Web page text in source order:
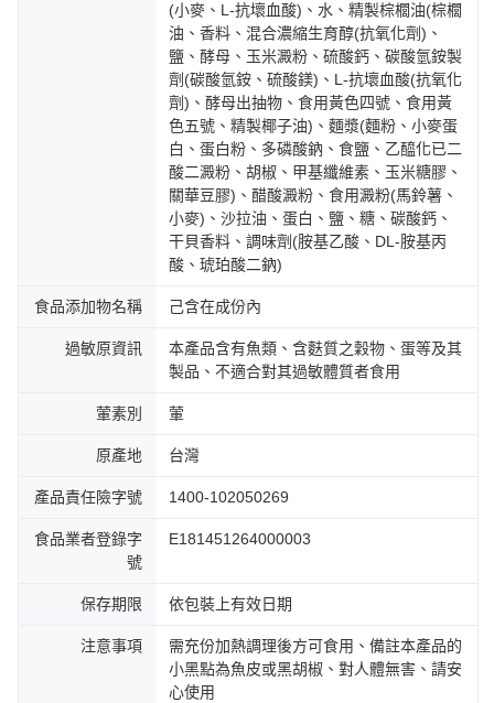
(小麥、L-抗壞血酸)、水、精製棕櫚油(棕櫚
油、香料、混合濃縮生育醇(抗氧化劑)、
鹽、酵母、玉米澱粉、硫酸鈣、碳酸氫銨製
劑(碳酸氫銨、硫酸鎂)、L-抗壞血酸(抗氧化
劑)、酵母出抽物、食用黃色四號、食用黃
色五號、精製椰子油)、麵漿(麵粉、小麥蛋
白、蛋白粉、多磷酸鈉、食鹽、乙醯化已二
酸二澱粉、胡椒、甲基纖維素、玉米糖膠、
關華豆膠)、醋酸澱粉、食用澱粉(馬鈴薯、
小麥)、沙拉油、蛋白、鹽、糖、碳酸鈣、
干貝香料、調味劑(胺基乙酸、DL-胺基丙
酸、琥珀酸二鈉)
食品添加物名稱 己含在成份內
過敏原資訊
本產品含有魚類、含麩質之穀物、蛋等及其
製品、不適合對其過敏體質者食用
葷素別 葷
原產地 台灣
產品責任險字號 1400-102050269
食品業者登錄字
號
E181451264000003
保存期限 依包裝上有效日期
注意事項
需充份加熱調理後方可食用、備註本產品的
小黑點為魚皮或黑胡椒、對人體無害、請安
心使用